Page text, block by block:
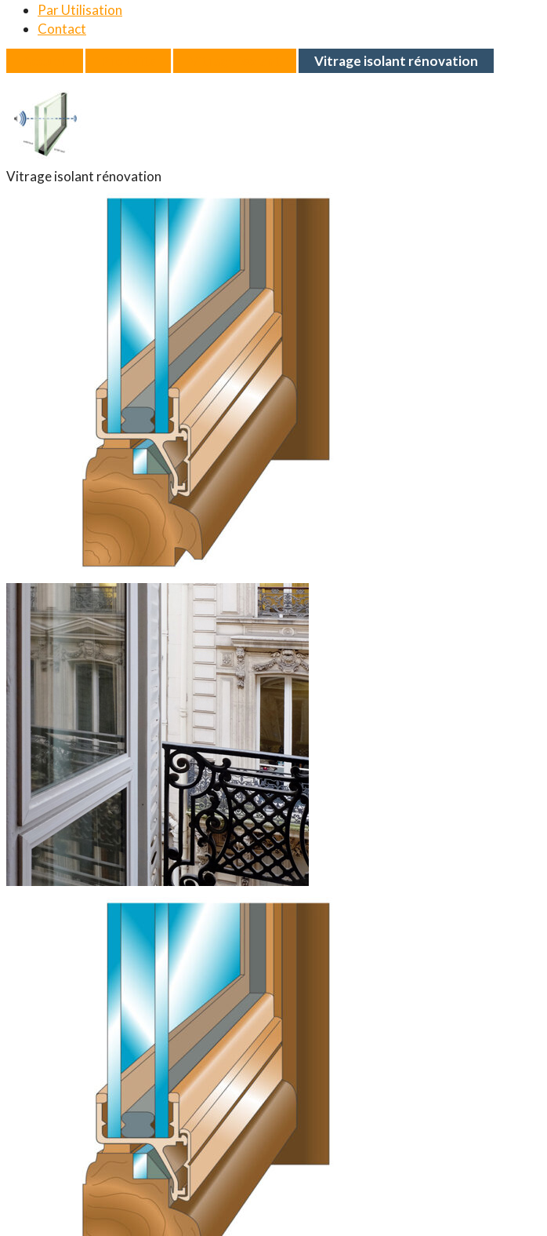
Par Utilisation
Contact
Vitrage isolant rénovation
Vitrage isolant rénovation